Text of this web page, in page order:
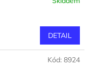
DETAIL
Kód: 8924